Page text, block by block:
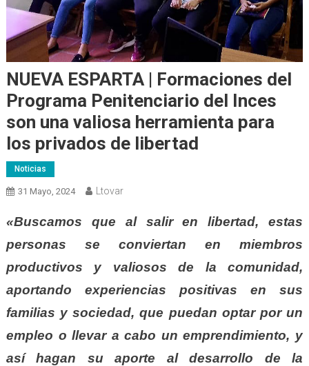
NUEVA ESPARTA | Formaciones del
Programa Penitenciario del Inces
son una valiosa herramienta para
los privados de libertad
Noticias
31 Mayo, 2024 Ltovar
«Buscamos que al salir en libertad, estas
personas se conviertan en miembros
productivos y valiosos de la comunidad,
aportando experiencias positivas en sus
familias y sociedad, que puedan optar por un
empleo o llevar a cabo un emprendimiento, y
así hagan su aporte al desarrollo de la